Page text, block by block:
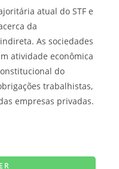
atual do STF e
da
As sociedades
atividade econômica
do
trabalhistas,
empresas privadas.